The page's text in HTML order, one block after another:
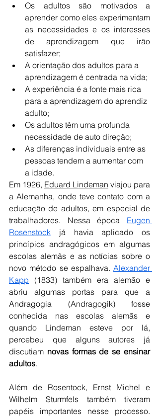
Os adultos são motivados a
aprender como eles experimentam
as necessidades e os interesses
de aprendizagem que irão
satisfazer;
A orientação dos adultos para a
aprendizagem é centrada na vida;
A experiência é a fonte mais rica
para a aprendizagem do aprendiz
adulto;
Os adultos têm uma profunda
necessidade de auto direção;
As diferenças individuais entre as
pessoas tendem a aumentar com
a idade.
Em 1926, Eduard Lindeman viajou para
a Alemanha, onde teve contato com a
educação de adultos, em especial de
trabalhadores. Nessa época Eugen
Rosenstock já havia aplicado os
princípios andragógicos em algumas
escolas alemãs e as notícias sobre o
novo método se espalhava. Alexander
Kapp (1833) também era alemão e
abriu algumas portas para que a
Andragogia (Andragogik) fosse
conhecida nas escolas alemãs e
quando Lindeman esteve por lá,
percebeu que alguns autores já
discutiam novas formas de se ensinar
adultos.
Além de Rosentock, Ernst Michel e
Wilhelm Sturmfels também tiveram
papéis importantes nesse processo.